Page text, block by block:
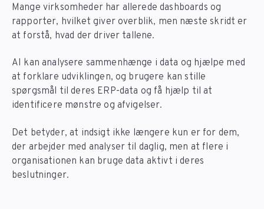
Mange virksomheder har allerede dashboards og
rapporter, hvilket giver overblik, men næste skridt er
at forstå, hvad der driver tallene.
AI kan analysere sammenhænge i data og hjælpe med
at forklare udviklingen, og brugere kan stille
spørgsmål til deres ERP-data og få hjælp til at
identificere mønstre og afvigelser.
Det betyder, at indsigt ikke længere kun er for dem,
der arbejder med analyser til daglig, men at flere i
organisationen kan bruge data aktivt i deres
beslutninger.